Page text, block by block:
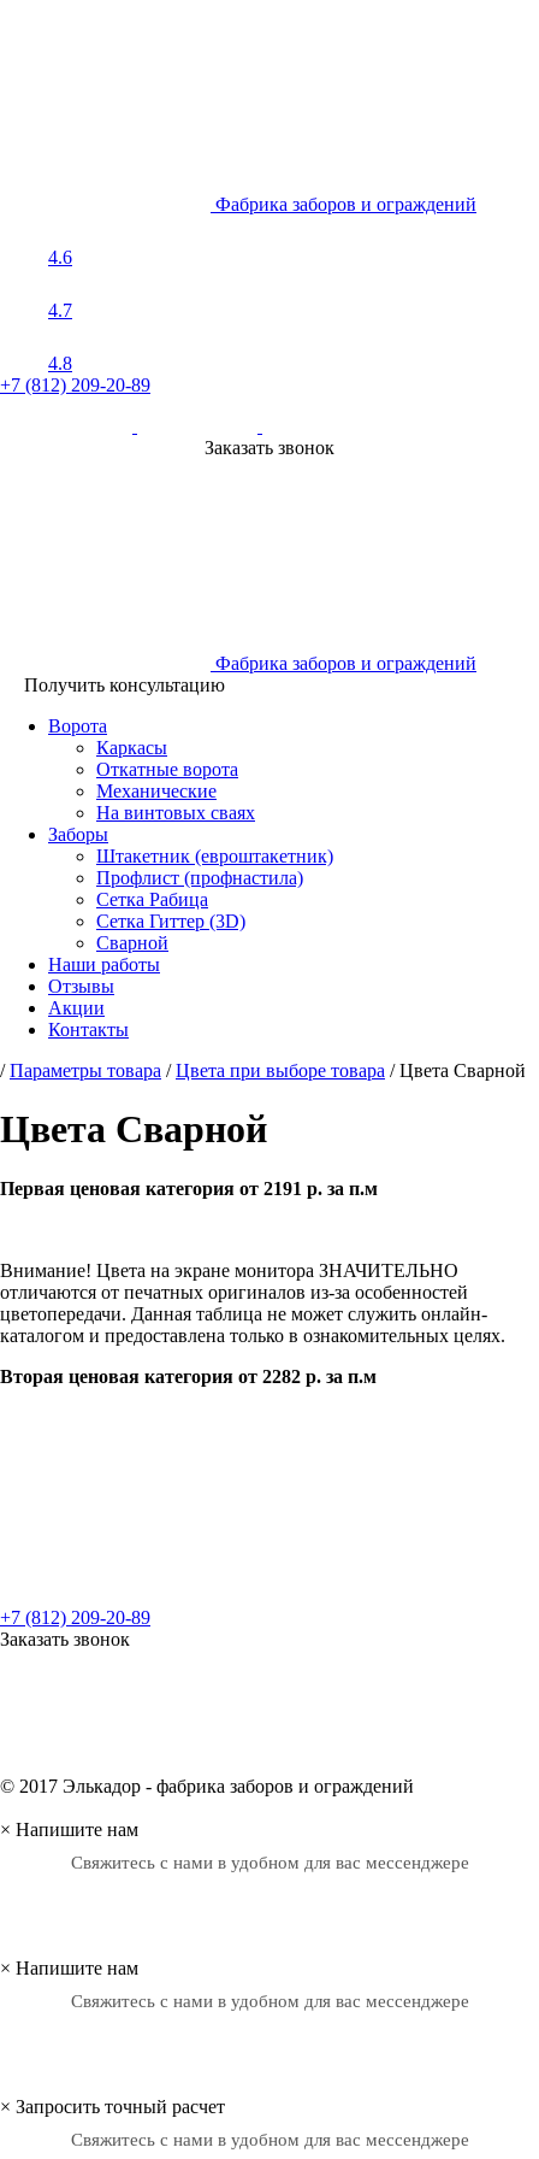
Фабрика заборов и ограждений
4.6
4.7
4.8
+7 (812) 209-20-89
Заказать звонок
Фабрика заборов и ограждений
Получить консультацию
Ворота
Каркасы
Откатные ворота
Механические
На винтовых сваях
Заборы
Штакетник (евроштакетник)
Профлист (профнастила)
Сетка Рабица
Сетка Гиттер (3D)
Сварной
Наши работы
Отзывы
Акции
Контакты
/ Параметры товара / Цвета при выборе товара / Цвета Сварной
Цвета Сварной
Первая ценовая категория от 2191 р. за п.м
Внимание! Цвета на экране монитора ЗНАЧИТЕЛЬНО
отличаются от печатных оригиналов из-за особенностей
цветопередачи. Данная таблица не может служить онлайн-
каталогом и предоставлена только в ознакомительных целях.
Вторая ценовая категория от 2282 р. за п.м
+7 (812) 209-20-89
Заказать звонок
© 2017 Элькадор - фабрика заборов и ограждений
× Напишите нам
Свяжитесь с нами в удобном для вас мессенджере
× Напишите нам
Свяжитесь с нами в удобном для вас мессенджере
× Запросить точный расчет
Свяжитесь с нами в удобном для вас мессенджере